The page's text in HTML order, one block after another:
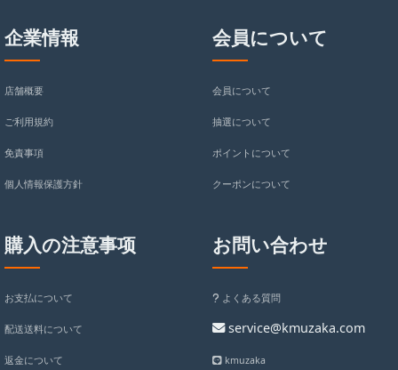
企業情報
店舗概要
ご利用規約
免責事項
個人情報保護方針
会員について
会員について
抽選について
ポイントについて
クーポンについて
購入の注意事项
お支払について
配送送料について
返金について
お問い合わせ
よくある質問
service@kmuzaka.com
kmuzaka